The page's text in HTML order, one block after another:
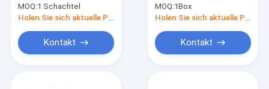
MOQ:1 Schachtel
Kontakt
MOQ:1Box
Kontakt